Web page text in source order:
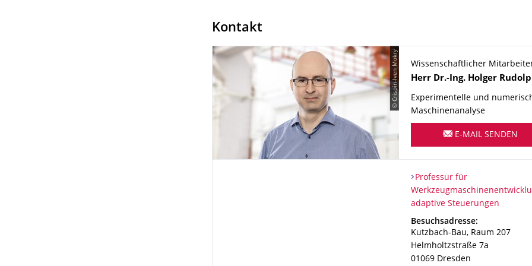
Kontakt
© Crispin-Iven Mokry
Wissenschaftlicher
Name
Herr Dr.-Ing. Holger
Experimentelle und
Maschinenanalyse
E-MAIL SENDEN
Organisationsname
Professur für
Professur für
adaptive Steuerungen
Adresse
Besuchsadresse:
Kutzbach-Bau, Raum 207
Helmholtzstraße 7a
01069 Dresden